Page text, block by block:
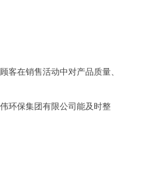
客在销售活动中对产品质量、
环保集团有限公司能及时整